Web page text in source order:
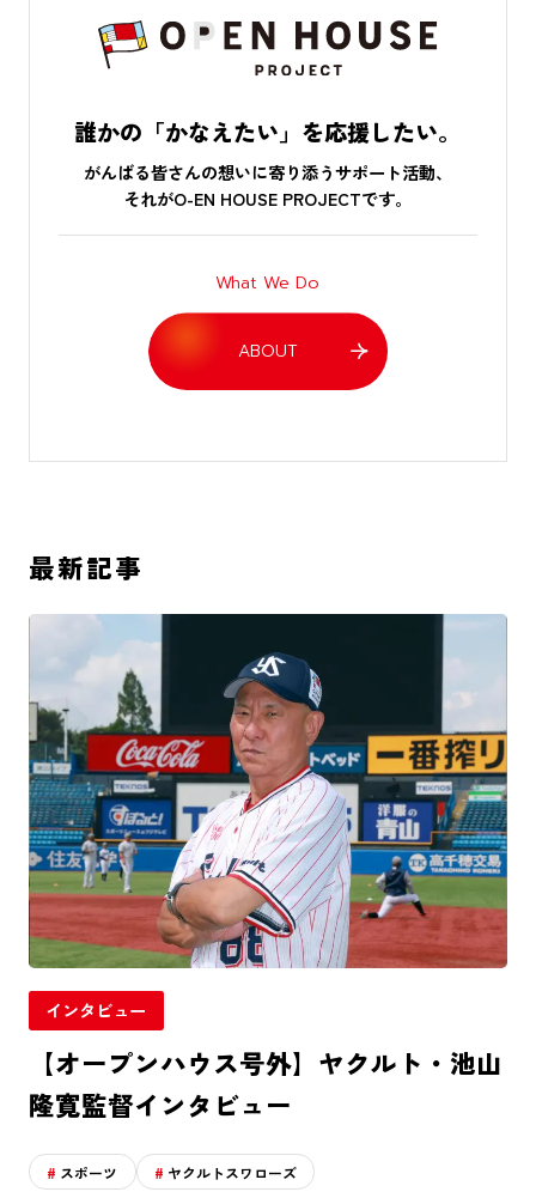
誰かの「かなえたい」を応援したい。
がんばる皆さんの想いに寄り添うサポート活動、
それがO-EN HOUSE PROJECTです。
What We Do
ABOUT
最新記事
インタビュー
【オープンハウス号外】ヤクルト・池山
隆寛監督インタビュー
スポーツ ヤクルトスワローズ